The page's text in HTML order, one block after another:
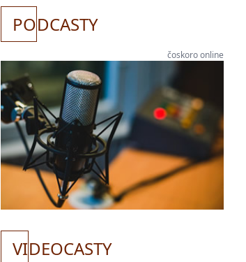
PODCASTY
čoskoro online
VIDEOCASTY